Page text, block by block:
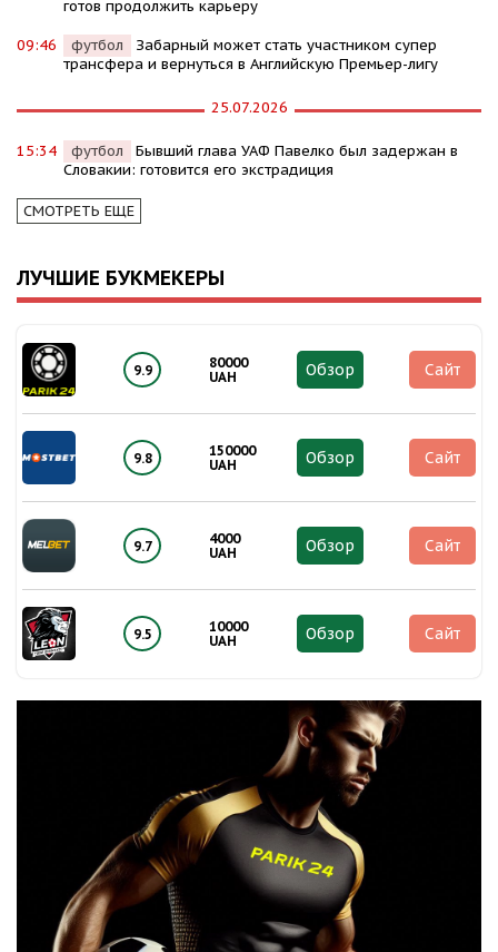
готов продолжить карьеру
09:46 футбол
Забарный может стать участником супер
трансфера и вернуться в Английскую Премьер-лигу
25.07.2026
15:34 футбол
Бывший глава УАФ Павелко был задержан в
Словакии: готовится его экстрадиция
СМОТРЕТЬ ЕЩЕ
ЛУЧШИЕ БУКМЕКЕРЫ
9.9
80000
UAH
Обзор Сайт
9.8
150000
UAH
Обзор Сайт
9.7
4000
UAH
Обзор Сайт
9.5
10000
UAH
Обзор Сайт